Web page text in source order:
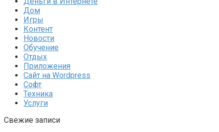
Дом
Игры
Контент
Новости
Обучение
Отдых
Приложения
Сайт на Wordpress
Софт
Техника
Услуги
Свежие записи